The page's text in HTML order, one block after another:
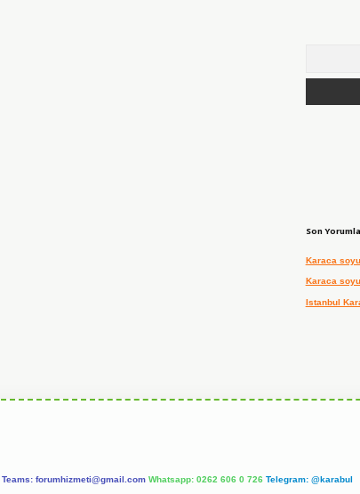
Son
Karaca
Karaca
Istanbul
Teams: forumhizmeti@gmail.com Whatsapp: 0262 606 0 726 Telegram: @karabul